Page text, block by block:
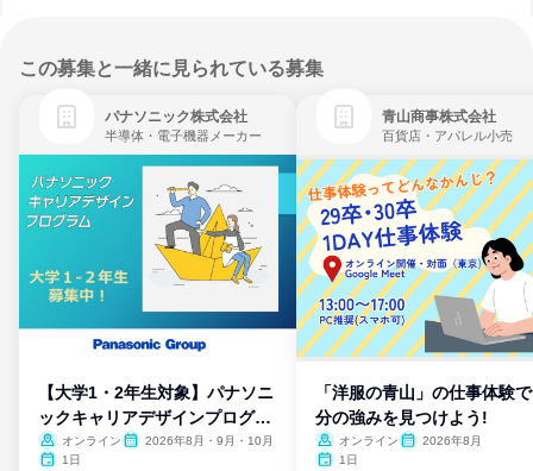
この募集と一緒に見られている募集
パナソニック株式会社
半導体・電子機器メーカー
【大学1・2年生対象】パナソニ
ックキャリアデザインプログラ
ム
オンライン
2026年8月・9月・10月
1日
青山商事株式会社
百貨店・アパレル小売
「洋服の青山」の仕事体験
分の強みを見つけよう!
オンライン
2026年8月
1日